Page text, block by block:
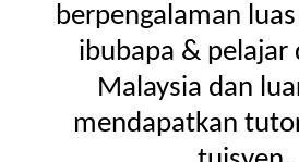
berpengalaman
ibubapa & pelajar
Malaysia dan
mendapatkan